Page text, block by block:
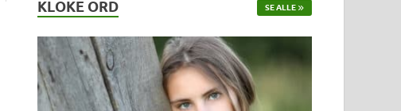
KLOKE ORD SE ALLE